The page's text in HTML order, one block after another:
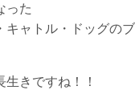
った
キャトル・ドッグの
生きですね！！